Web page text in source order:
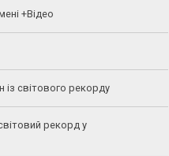
+Відео
світового рекорду
рекорд у